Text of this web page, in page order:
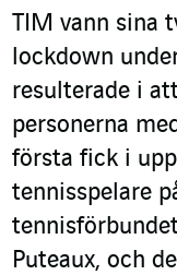
TIM vann sina
lockdown
resulterade i
personerna
första fick i
tennisspelare
Puteaux, och